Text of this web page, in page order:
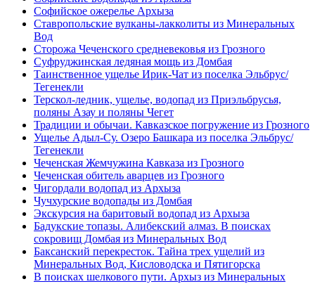
Софийское ожерелье Архыза
Ставропольские вулканы-лакколиты из Минеральных
Вод
Сторожа Чеченского средневековья из Грозного
Суфруджинская ледяная мощь из Домбая
Таинственное ущелье Ирик-Чат из поселка Эльбрус/
Тегенекли
Терскол-ледник, ущелье, водопад из Приэльбрусья,
поляны Азау и поляны Чегет
Традиции и обычаи. Кавказское погружение из Грозного
Ущелье Адыл-Су. Озеро Башкара из поселка Эльбрус/
Тегенекли
Чеченская Жемчужина Кавказа из Грозного
Чеченская обитель аварцев из Грозного
Чигордали водопад из Архыза
Чучхурские водопады из Домбая
Экскурсия на баритовый водопад из Архыза
Бадукские топазы. Алибекский алмаз. В поисках
сокровищ Домбая из Минеральных Вод
Баксанский перекресток. Тайна трех ущелий из
Минеральных Вод, Кисловодска и Пятигорска
В поисках шелкового пути. Архыз из Минеральных